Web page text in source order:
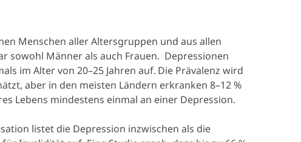
Menschen aller Altersgruppen und aus allen
sowohl Männer als auch Frauen. Depressionen
im Alter von 20–25 Jahren auf. Die Prävalenz wird
aber in den meisten Ländern erkranken 8–12 %
Lebens mindestens einmal an einer Depression.
listet die Depression inzwischen als die